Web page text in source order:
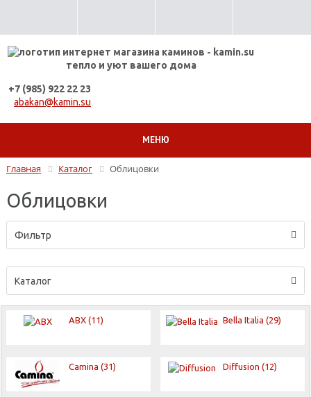
тепло и уют вашего дома
+7 (985) 922 22 23
abakan@kamin.su
МЕНЮ
Главная Каталог Облицовки
Облицовки
Фильтр
Каталог
ABX (11) Bella Italia (29)
Camina (31) Diffusion (12)